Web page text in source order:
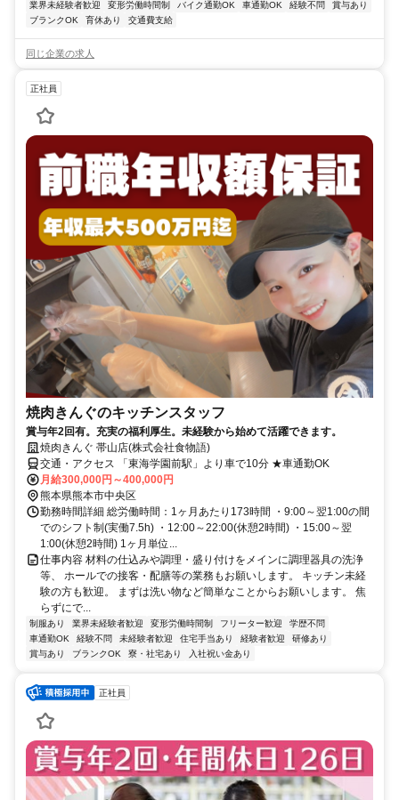
業界未経験者歓迎 変形労働時間制 バイク通勤OK 車通勤OK 経験不問
賞与あり
ブランクOK
育休あり 交通費支給
同じ企業の求人
正社員
焼肉きんぐのキッチンスタッフ
賞与年2回有。充実の福利厚生。未経験から始めて活躍できます。
焼肉きんぐ 帯山店(株式会社食物語)
交通・アクセス 「東海学園前駅」より車で10分 ★車通勤OK
月給300,000円～400,000円
熊本県熊本市中央区
勤務時間詳細 総労働時間：1ヶ月あたり173時間 ・9:00～翌1:00の間
でのシフト制(実働7.5h) ・12:00～22:00(休憩2時間) ・15:00～翌
1:00(休憩2時間) 1ヶ月単位...
仕事内容 材料の仕込みや調理・盛り付けをメインに調理器具の洗浄
等、 ホールでの接客・配膳等の業務もお願いします。 キッチン未経
験の方も歓迎。 まずは洗い物など簡単なことからお願いします。 焦
らずにで...
制服あり 業界未経験者歓迎 変形労働時間制 フリーター歓迎
学歴不問
車通勤OK
経験不問 未経験者歓迎 住宅手当あり 経験者歓迎
研修あり
賞与あり
ブランクOK 寮・社宅あり 入社祝い金あり
正社員